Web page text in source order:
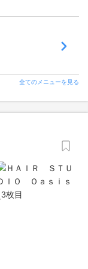
全てのメニューを見る